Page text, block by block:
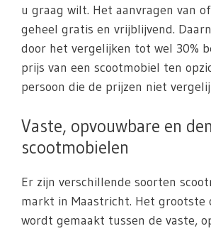
u graag wilt. Het aanvragen van
geheel gratis en vrijblijvend.
door het vergelijken tot wel 30%
prijs van een scootmobiel ten
persoon die de prijzen niet
Vaste, opvouwbare en
scootmobielen
Er zijn verschillende soorten
markt in Maastricht. Het grootste
wordt gemaakt tussen de vaste,